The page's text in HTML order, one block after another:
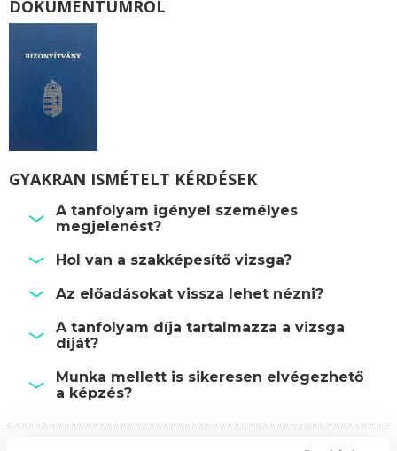
DOKUMENTUMRÓL
GYAKRAN ISMÉTELT KÉRDÉSEK
A tanfolyam igényel személyes
megjelenést?
Hol van a szakképesítő vizsga?
Az előadásokat vissza lehet nézni?
A tanfolyam díja tartalmazza a vizsga
díját?
Munka mellett is sikeresen elvégezhető
a képzés?